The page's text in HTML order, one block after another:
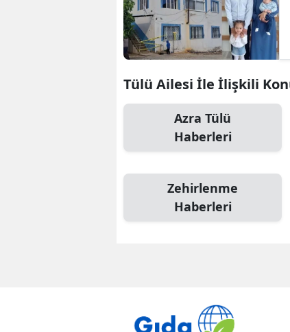
Tülü Ailesi İle İlişkili
Azra Tülü
Haberleri
Zehirlenme
Haberleri